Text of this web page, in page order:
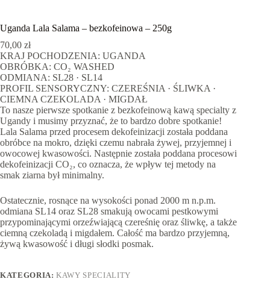
Uganda Lala Salama – bezkofeinowa – 250g
70,00 zł
KRAJ POCHODZENIA: UGANDA
OBRÓBKA: CO₂ WASHED
ODMIANA: SL28 · SL14
PROFIL SENSORYCZNY: CZEREŚNIA · ŚLIWKA ·
CIEMNA CZEKOLADA · MIGDAŁ
To nasze pierwsze spotkanie z bezkofeinową kawą specialty z
Ugandy i musimy przyznać, że to bardzo dobre spotkanie!
Lala Salama przed procesem dekofeinizacji została poddana
obróbce na mokro, dzięki czemu nabrała żywej, przyjemnej i
owocowej kwasowości. Następnie została poddana procesowi
dekofeinizacji CO₂, co oznacza, że wpływ tej metody na
smak ziarna był minimalny.
Ostatecznie, rosnące na wysokości ponad 2000 m n.p.m.
odmiana SL14 oraz SL28 smakują owocami pestkowymi
przypominającymi orzeźwiającą czereśnię oraz śliwkę, a także
ciemną czekoladą i migdałem. Całość ma bardzo przyjemną,
żywą kwasowość i długi słodki posmak.
KATEGORIA:KAWY SPECIALITY